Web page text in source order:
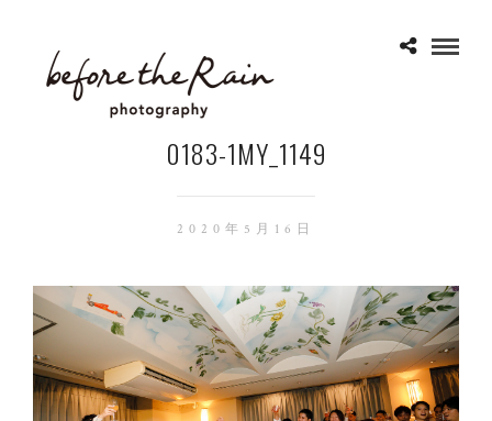
0183-1MY_1149
2020年5月16日